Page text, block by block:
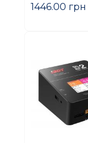
1446.00 грн